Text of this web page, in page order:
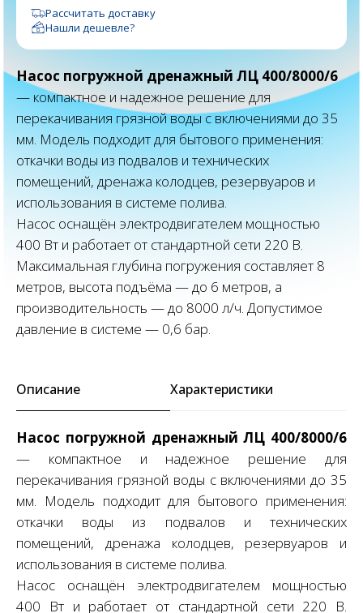
Рассчитать доставку
Нашли дешевле?
Насос погружной дренажный ЛЦ 400/8000/6
— компактное и надежное решение для
перекачивания грязной воды с включениями до 35
мм. Модель подходит для бытового применения:
откачки воды из подвалов и технических
помещений, дренажа колодцев, резервуаров и
использования в системе полива.
Насос оснащён электродвигателем мощностью
400 Вт и работает от стандартной сети 220 В.
Максимальная глубина погружения составляет 8
метров, высота подъёма — до 6 метров, а
производительность — до 8000 л/ч. Допустимое
давление в системе — 0,6 бар.
Описание Характеристики
Насос погружной дренажный ЛЦ 400/8000/6
— компактное и надежное решение для
перекачивания грязной воды с включениями до 35
мм. Модель подходит для бытового применения:
откачки воды из подвалов и технических
помещений, дренажа колодцев, резервуаров и
использования в системе полива.
Насос оснащён электродвигателем мощностью
400 Вт и работает от стандартной сети 220 В.